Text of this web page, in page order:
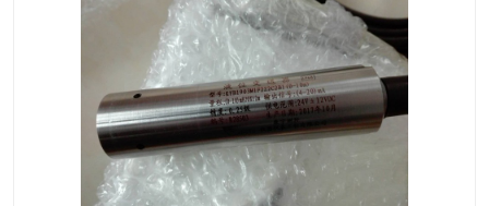
液位变送器 雷达料位计
标准型工业压力变送器 罐旁显示仪
差压变送器 温度传感器变送器
压力变送器 电容物位计